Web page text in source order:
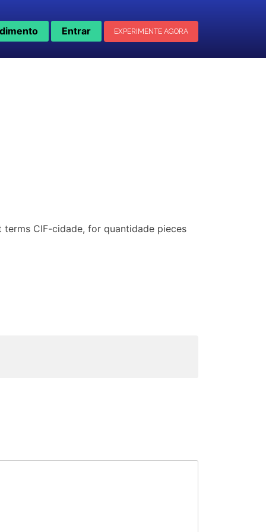
Entrar EXPERIMENTE AGORA
CIF-cidade, for quantidade pieces